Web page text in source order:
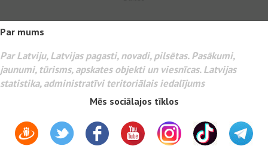
Par mums
Par Latviju, Latvijas pagasti, novadi, pilsētas. Pasākumi,
jaunumi, tūrisms, apskates objekti un viesnīcas. Latvijas
statistika, administratīvi teritoriālais iedalījums
Mēs sociālajos tīklos